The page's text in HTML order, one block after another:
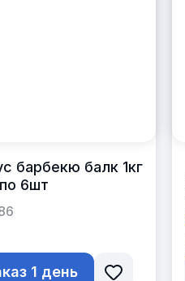
барбекю балк 1кг
6шт
1 день